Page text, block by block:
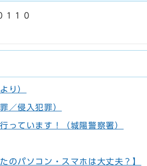
１１０
り）
／侵入犯罪）
っています！（城陽警察署）
のパソコン・スマホは大丈夫？】